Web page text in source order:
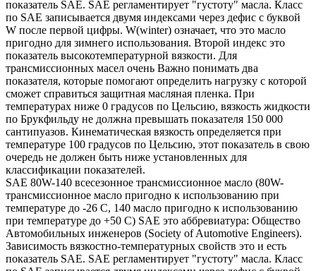
показатель SAE. SAE регламентирует "густоту" масла. Класс
по SAE записывается двумя индексами через дефис с буквой
W после первой цифры. W(winter) означает, что это масло
пригодно для зимнего использования. Второй индекс это
показатель высокотемпературной вязкости. Для
трансмиссионных масел очень Важно понимать два
показателя, которые помогают определить нагрузку с которой
сможет справиться защитная масляная пленка. При
температурах ниже 0 градусов по Цельсию, вязкость жидкости
по Брукфильду не должна превышать показателя 150 000
сантипуазов. Кинематическая вязкость определяется при
температуре 100 градусов по Цельсию, этот показатель в свою
очередь не должен быть ниже установленных для
классификации показателей.
SAE 80W-140 всесезонное трансмиссионное масло (80W-
трансмиссионное масло пригодно к использованию при
температуре до -26 С, 140 масло пригодно к использованию
при температуре до +50 С) SAE это аббревиатура: Общество
Автомобильных инженеров (Society of Automotive Engineers).
Зависимость вязкостно-температурных свойств это и есть
показатель SAE. SAE регламентирует "густоту" масла. Класс